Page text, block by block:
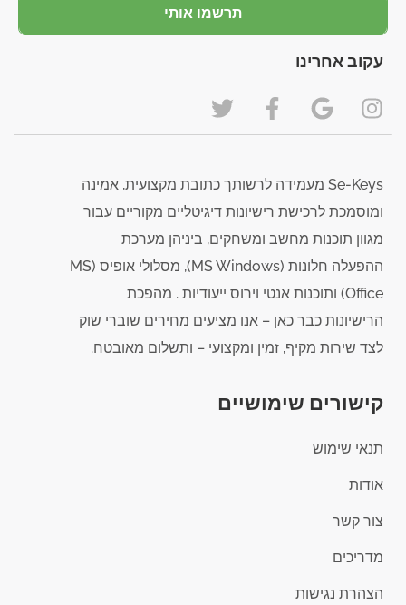
תרשמו אותי
עקוב אחרינו
Se-Keys מעמידה לרשותך כתובת מקצועית, אמינה
ומוסמכת לרכישת רישיונות דיגיטליים מקוריים עבור
מגוון תוכנות מחשב ומשחקים, ביניהן מערכת
ההפעלה חלונות (MS Windows), מסלולי אופיס (MS
Office) ותוכנות אנטי וירוס ייעודיות . מהפכת
הרישיונות כבר כאן – אנו מציעים מחירים שוברי שוק
לצד שירות מקיף, זמין ומקצועי – ותשלום מאובטח.
קישורים שימושיים
תנאי שימוש
אודות
צור קשר
מדריכים
הצהרת נגישות